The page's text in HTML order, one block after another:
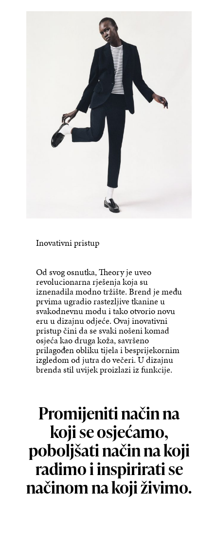
Inovativni pristup
Od svog osnutka, Theory je uveo
revolucionarna rješenja koja su
iznenadila modno tržište. Brend je među
prvima ugradio rastezljive tkanine u
svakodnevnu modu i tako otvorio novu
eru u dizajnu odjeće. Ovaj inovativni
pristup čini da se svaki nošeni komad
osjeća kao druga koža, savršeno
prilagođen obliku tijela i besprijekornim
izgledom od jutra do večeri. U dizajnu
brenda stil uvijek proizlazi iz funkcije.
Promijeniti način na
koji se osjećamo,
poboljšati način na koji
radimo i inspirirati se
načinom na koji živimo.